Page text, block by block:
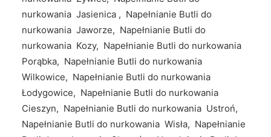
nurkowania Jasienica , Napełnianie Butli do
nurkowania Jaworze, Napełnianie Butli do
nurkowania Kozy, Napełnianie Butli do nurkowania
Porąbka, Napełnianie Butli do nurkowania
Wilkowice, Napełnianie Butli do nurkowania
Łodygowice, Napełnianie Butli do nurkowania
Cieszyn, Napełnianie Butli do nurkowania Ustroń,
Napełnianie Butli do nurkowania Wisła, Napełnianie